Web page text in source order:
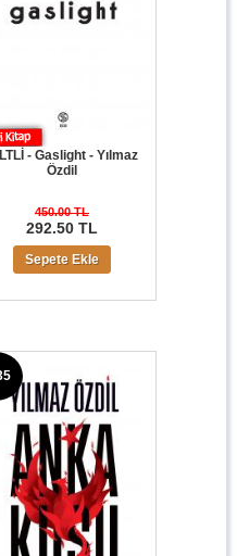
- Gaslight - Yılmaz
Özdil
450.00 TL
292.50 TL
Sepete Ekle